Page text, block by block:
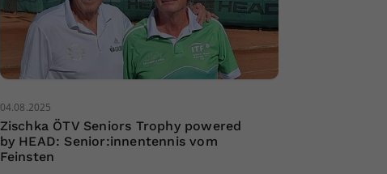
04.08.2025
Zischka ÖTV Seniors Trophy powered
by HEAD: Senior:innentennis vom
Feinsten